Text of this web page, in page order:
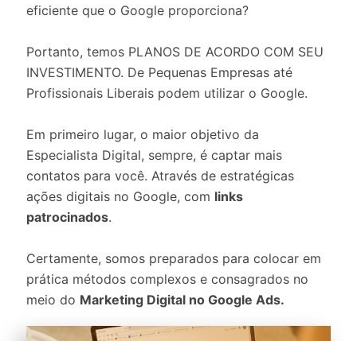
eficiente que o Google proporciona?
Portanto, temos PLANOS DE ACORDO COM SEU
INVESTIMENTO. De Pequenas Empresas até
Profissionais Liberais podem utilizar o Google.
Em primeiro lugar, o maior objetivo da
Especialista Digital, sempre, é captar mais
contatos para você. Através de estratégicas
ações digitais no Google, com links
patrocinados.
Certamente, somos preparados para colocar em
prática métodos complexos e consagrados no
meio do Marketing Digital no Google Ads.